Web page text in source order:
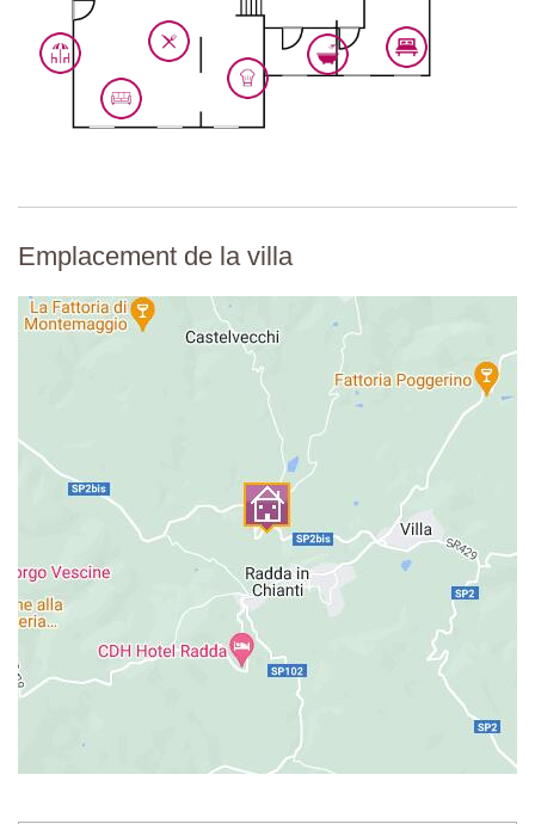
Emplacement de la villa